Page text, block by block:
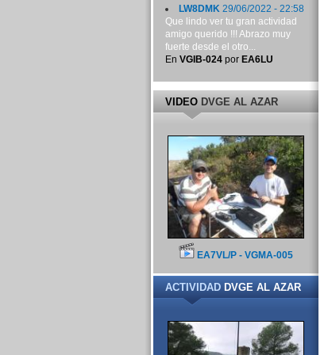
LW8DMK29/06/2022 - 22:58
Que lindo ver tu gran actividad
amigo querido !!! Abrazo muy
fuerte desde el otro...
En VGIB-024por EA6LU
VIDEODVGE AL AZAR
EA7VL/P - VGMA-005
ACTIVIDADDVGE AL AZAR